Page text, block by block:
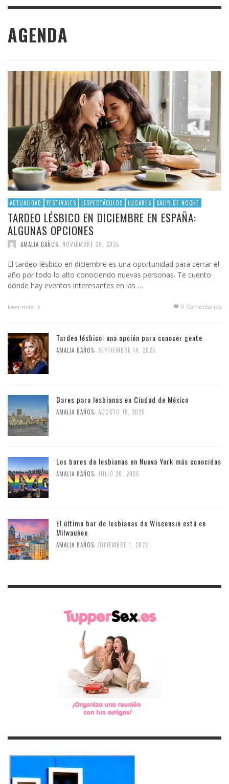
AGENDA
ACTUALIDAD FESTIVALES LESPECTÁCULOS LUGARES SALIR DE NOCHE
TARDEO LÉSBICO EN DICIEMBRE EN ESPAÑA:
ALGUNAS OPCIONES
AMALIA BAÑOS NOVIEMBRE 29, 2025
El tardeo lésbico en diciembre es una oportunidad para cerrar el
año por todo lo alto conociendo nuevas personas. Te cuento
dónde hay eventos interesantes en las …
Leer más 0 Comentarios
Tardeo lésbico: una opción para conocer gente
AMALIA BAÑOS SEPTIEMBRE 14, 2025
Bares para lesbianas en Ciudad de México
AMALIA BAÑOS AGOSTO 15, 2025
Los bares de lesbianas en Nueva York más conocidos
AMALIA BAÑOS JULIO 30, 2025
El último bar de lesbianas de Wisconsin está en
Milwaukee
AMALIA BAÑOS DICIEMBRE 1, 2022